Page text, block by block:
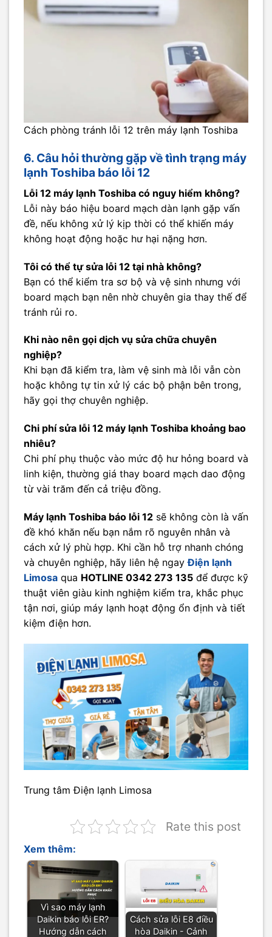
Cách phòng tránh lỗi 12 trên máy lạnh Toshiba
6. Câu hỏi thường gặp về tình trạng máy
lạnh Toshiba báo lỗi 12
Lỗi 12 máy lạnh Toshiba có nguy hiểm không?
Lỗi này báo hiệu board mạch dàn lạnh gặp vấn
đề, nếu không xử lý kịp thời có thể khiến máy
không hoạt động hoặc hư hại nặng hơn.
Tôi có thể tự sửa lỗi 12 tại nhà không?
Bạn có thể kiểm tra sơ bộ và vệ sinh nhưng với
board mạch bạn nên nhờ chuyên gia thay thế để
tránh rủi ro.
Khi nào nên gọi dịch vụ sửa chữa chuyên
nghiệp?
Khi bạn đã kiểm tra, làm vệ sinh mà lỗi vẫn còn
hoặc không tự tin xử lý các bộ phận bên trong,
hãy gọi thợ chuyên nghiệp.
Chi phí sửa lỗi 12 máy lạnh Toshiba khoảng bao
nhiêu?
Chi phí phụ thuộc vào mức độ hư hỏng board và
linh kiện, thường giá thay board mạch dao động
từ vài trăm đến cả triệu đồng.
Máy lạnh Toshiba báo lỗi 12 sẽ không còn là vấn
đề khó khăn nếu bạn nắm rõ nguyên nhân và
cách xử lý phù hợp. Khi cần hỗ trợ nhanh chóng
và chuyên nghiệp, hãy liên hệ ngayĐiện lạnh
Limosa qua HOTLINE 0342 273 135 để được kỹ
thuật viên giàu kinh nghiệm kiểm tra, khắc phục
tận nơi, giúp máy lạnh hoạt động ổn định và tiết
kiệm điện hơn.
Trung tâm Điện lạnh Limosa
Rate this post
Xem thêm:
Vì sao máy lạnh
Daikin báo lỗi ER?
Hướng dẫn cách
Cách sửa lỗi E8 điều
hòa Daikin - Cảnh